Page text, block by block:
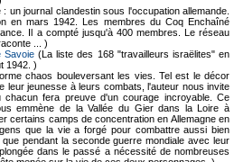
un journal clandestin sous l'occupation allemande.
en mars 1942. Les membres du Coq Enchaîné
Il a compté jusqu'à 400 membres. Le réseau
... )
Savoie (La liste des 168 "travailleurs israëlites" en
1942. )
chaos bouleversant les vies. Tel est le décor
leur jeunesse à leurs combats, l'auteur nous invite
fera preuve d'un courage incroyable. Ce
emmène de la Vallée du Gier dans la Loire à
certains camps de concentration en Allemagne en
que la vie a forgé pour combattre aussi bien
pendant la seconde guerre mondiale avec leur
dans le passé a nécessité de nombreuses